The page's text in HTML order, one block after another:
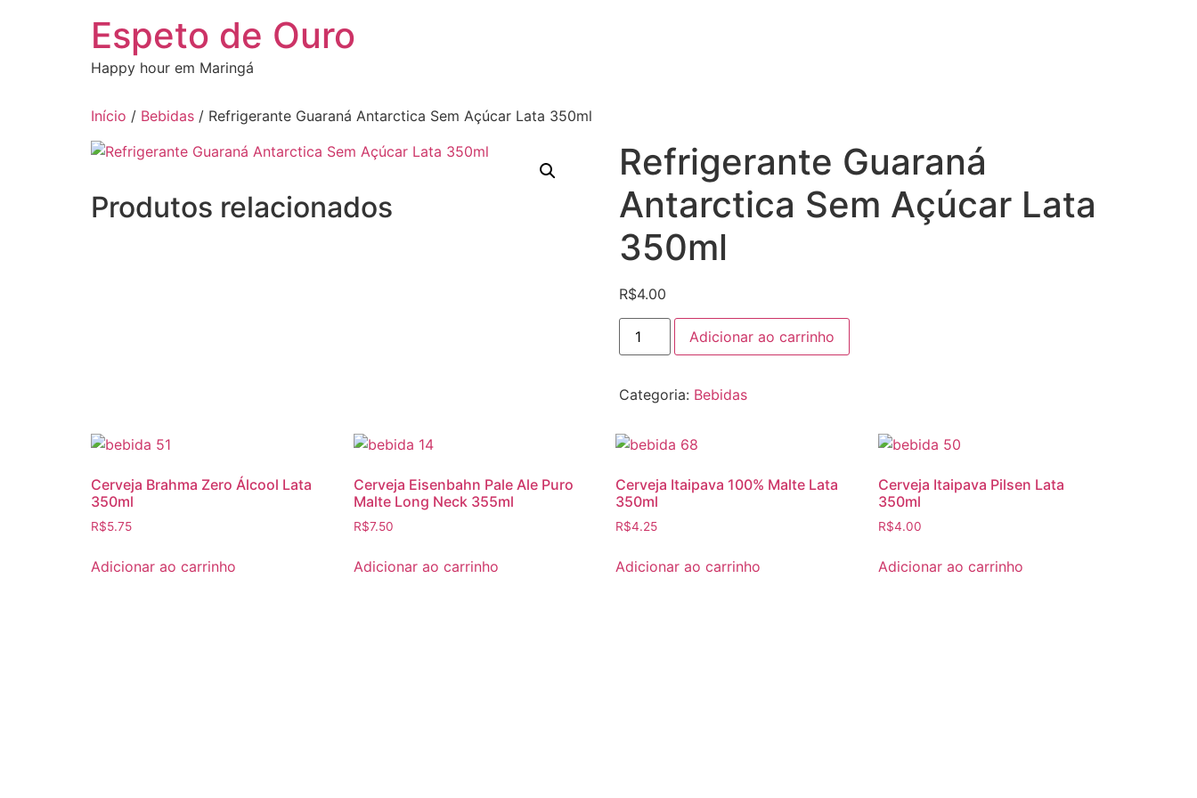
Espeto de Ouro
Happy hour em Maringá
Início / Bebidas / Refrigerante Guaraná Antarctica Sem Açúcar Lata 350ml
Refrigerante Guaraná
Antarctica Sem Açúcar Lata
350ml
R$4.00
Refrigerante
Guaraná
Antarctica
Lata
350ml
Adicionar ao carrinho
Categoria: Bebidas
Produtos relacionados
Cerveja Brahma Zero Álcool Lata
350ml
R$5.75
Adicionar ao carrinho
Cerveja Eisenbahn Pale Ale Puro
Malte Long Neck 355ml
R$7.50
Adicionar ao carrinho
Cerveja Itaipava 100% Malte Lata
350ml
R$4.25
Adicionar ao carrinho
Cerveja Itaipava Pilsen Lata
350ml
R$4.00
Adicionar ao carrinho